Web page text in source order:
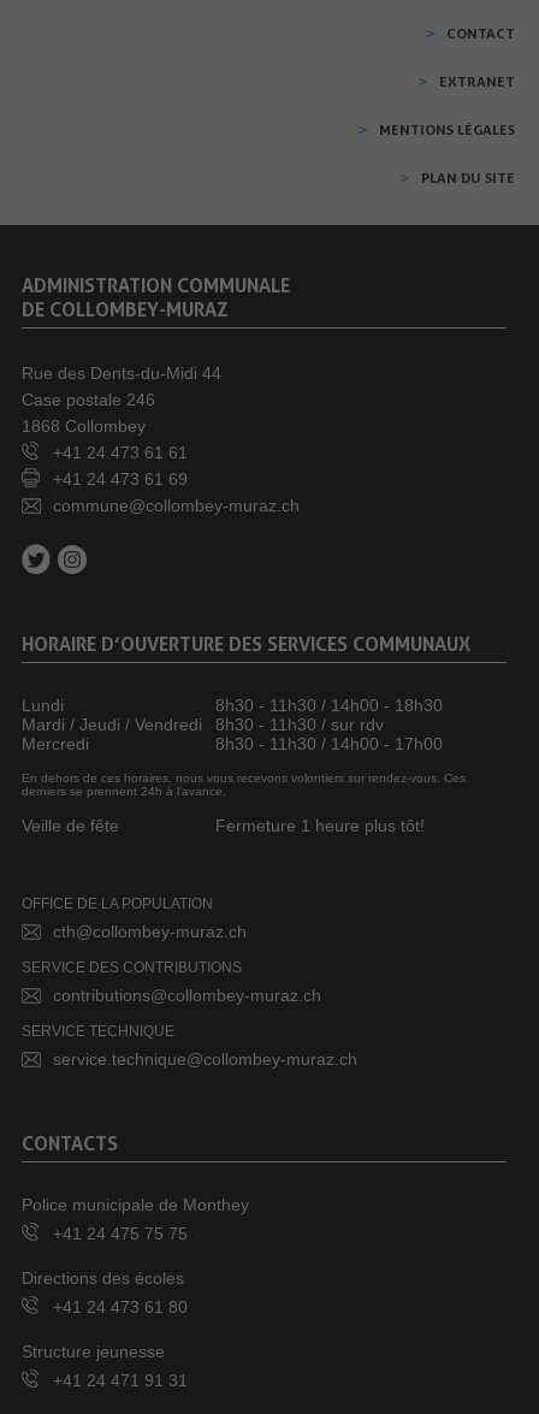
CONTACT
EXTRANET
MENTIONS LÉGALES
PLAN DU SITE
ADMINISTRATION COMMUNALE
DE COLLOMBEY-MURAZ
Rue des Dents-du-Midi 44
Case postale 246
1868 Collombey
+41 24 473 61 61
+41 24 473 61 69
commune@collombey-muraz.ch
HORAIRE D’OUVERTURE DES SERVICES COMMUNAUX
Lundi
8h30 - 11h30 / 14h00 - 18h30
Mardi / Jeudi / Vendredi
8h30 - 11h30 / sur rdv
Mercredi
8h30 - 11h30 / 14h00 - 17h00
En dehors de ces horaires, nous vous recevons volontiers sur rendez-vous. Ces
derniers se prennent 24h à l’avance.
Veille de fête Fermeture 1 heure plus tôt!
OFFICE DE LA POPULATION
cth@collombey-muraz.ch
SERVICE DES CONTRIBUTIONS
contributions@collombey-muraz.ch
SERVICE TECHNIQUE
service.technique@collombey-muraz.ch
CONTACTS
Police municipale de Monthey
+41 24 475 75 75
Directions des écoles
+41 24 473 61 80
Structure jeunesse
+41 24 471 91 31